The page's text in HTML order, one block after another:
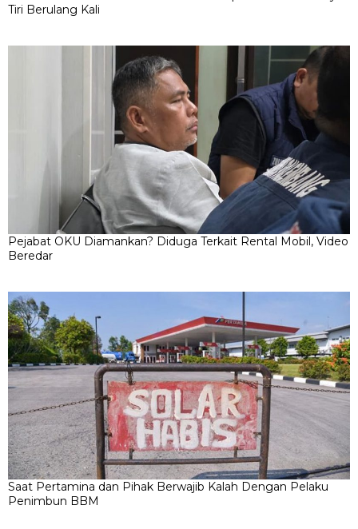
Tiri Berulang Kali
Pejabat OKU Diamankan? Diduga Terkait Rental Mobil, Video
Beredar
Saat Pertamina dan Pihak Berwajib Kalah Dengan Pelaku
Penimbun BBM